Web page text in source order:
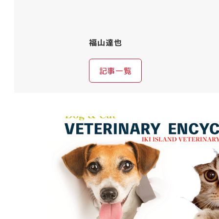
福山達也
記事一覧